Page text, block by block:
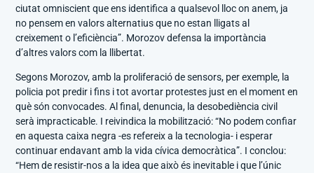
ciutat omniscient que ens identifica a qualsevol lloc on anem, ja
no pensem en valors alternatius que no estan lligats al
creixement o l’eficiència”. Morozov defensa la importància
d’altres valors com la llibertat.
Segons Morozov, amb la proliferació de sensors, per exemple, la
policia pot predir i fins i tot avortar protestes just en el moment en
què són convocades. Al final, denuncia, la desobediència civil
serà impracticable. I reivindica la mobilització: “No podem confiar
en aquesta caixa negra -es refereix a la tecnologia- i esperar
continuar endavant amb la vida cívica democràtica”. I conclou:
“Hem de resistir-nos a la idea que això és inevitable i que l’únic